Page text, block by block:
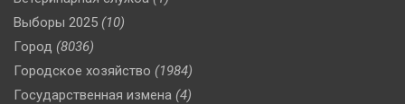
Выборы 2025 (10)
Город (8036)
Городское хозяйство (1984)
Государственная измена (4)